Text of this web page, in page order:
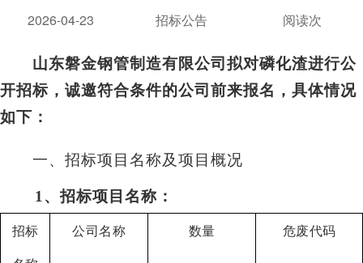
2026-04-23 招标公告 阅读次
山东磐金钢管制造有限公司拟对磷化渣进行公
开招标，诚邀符合条件的公司前来报名，具体情况
如下：
一、招标项目名称及项目概况
1 、招标项目名称：
招标
公司名称 数量 危废代码